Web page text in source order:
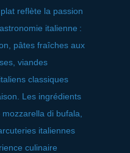
reflète la passion
italienne :
pâtes fraîches aux
viandes
classiques
Les ingrédients
di bufala,
italiennes
culinaire